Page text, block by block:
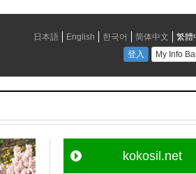
kokosil.net